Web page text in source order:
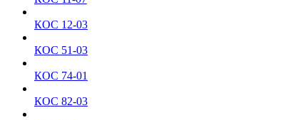
КОС 12-03
КОС 51-03
КОС 74-01
КОС 82-03